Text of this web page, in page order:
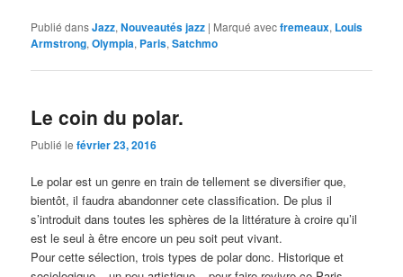
Publié dansJazz,Nouveautés jazz | Marqué avecfremeaux, Louis
Armstrong,Olympia, Paris,Satchmo
Le coin du polar.
Publié lefévrier 23, 2016
Le polar est un genre en train de tellement se diversifier que,
bientôt, il faudra abandonner cete classification. De plus il
s’introduit dans toutes les sphères de la littérature à croire qu’il
est le seul à être encore un peu soit peut vivant.
Pour cette sélection, trois types de polar donc. Historique et